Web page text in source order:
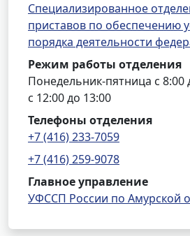
Специализированное
приставов по обеспечению
порядка деятельности
Режим работы отделения
Понедельник-пятница с 8:00
с 12:00 до 13:00
Телефоны отделения
+7 (416) 233-7059
+7 (416) 259-9078
Главное управление
УФССП России по Амурской